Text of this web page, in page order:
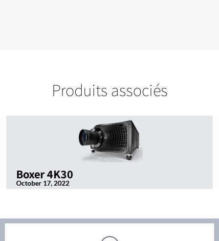
Produits associés
Boxer 4K30
October 17, 2022